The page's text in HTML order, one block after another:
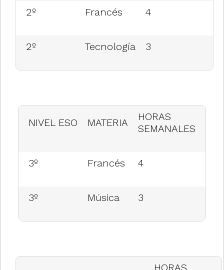
2º Francés 4
2º Tecnología 3
NIVEL ESO MATERIA
HORAS
SEMANALES
3º Francés 4
3º Música 3